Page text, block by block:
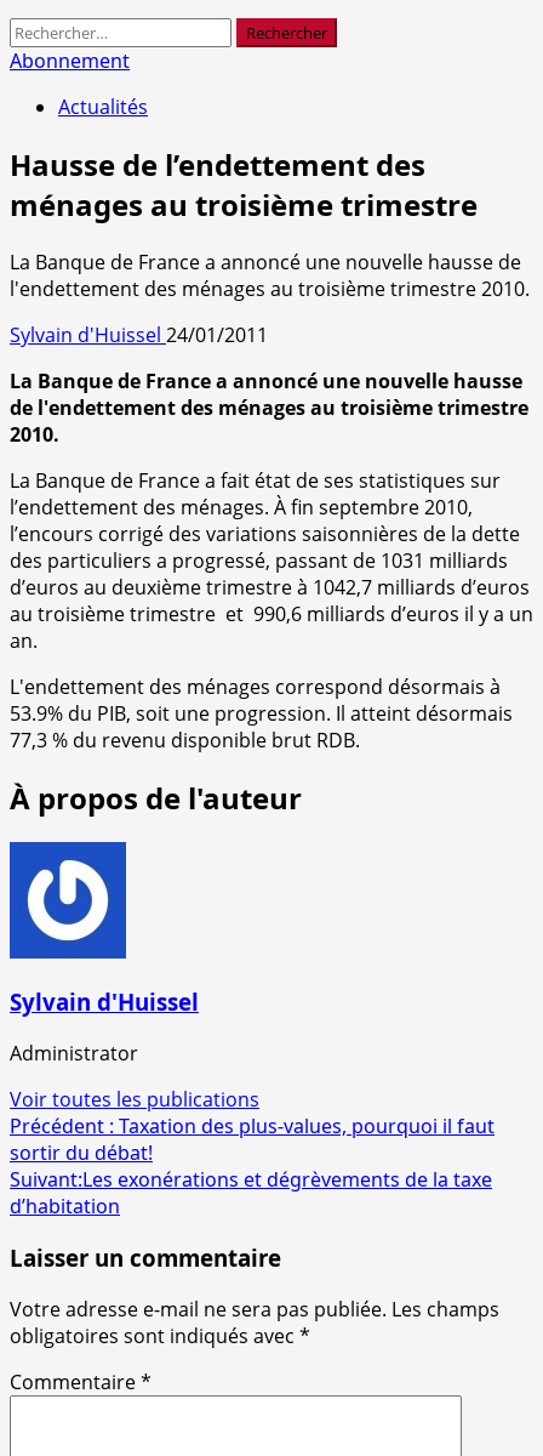
Rechercher :
Abonnement
Actualités
Hausse de l’endettement des
ménages au troisième trimestre
La Banque de France a annoncé une nouvelle hausse de
l'endettement des ménages au troisième trimestre 2010.
Sylvain d'Huissel 24/01/2011
La Banque de France a annoncé une nouvelle hausse
de l'endettement des ménages au troisième trimestre
2010.
La Banque de France a fait état de ses statistiques sur
l’endettement des ménages. À fin septembre 2010,
l’encours corrigé des variations saisonnières de la dette
des particuliers a progressé, passant de 1031 milliards
d’euros au deuxième trimestre à 1042,7 milliards d’euros
au troisième trimestre et 990,6 milliards d’euros il y a un
an.
L'endettement des ménages correspond désormais à
53.9% du PIB, soit une progression. Il atteint désormais
77,3 % du revenu disponible brut RDB.
À propos de l'auteur
Sylvain d'Huissel
Administrator
Voir toutes les publications
Navigation
d’article
Précédent : Taxation des plus-values, pourquoi il faut
sortir du débat!
Suivant:Les exonérations et dégrèvements de la taxe
d’habitation
Laisser un commentaire
Votre adresse e-mail ne sera pas publiée. Les champs
obligatoires sont indiqués avec *
Commentaire*